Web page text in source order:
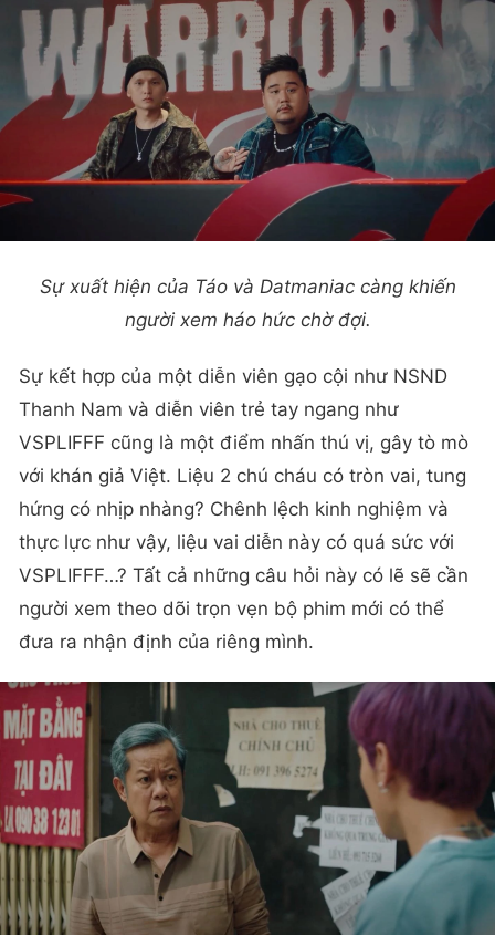
Sự xuất hiện của Táo và Datmaniac càng khiến
người xem háo hức chờ đợi.
Sự kết hợp của một diễn viên gạo cội như NSND
Thanh Nam và diễn viên trẻ tay ngang như
VSPLIFFF cũng là một điểm nhấn thú vị, gây tò mò
với khán giả Việt. Liệu 2 chú cháu có tròn vai, tung
hứng có nhịp nhàng? Chênh lệch kinh nghiệm và
thực lực như vậy, liệu vai diễn này có quá sức với
VSPLIFFF…? Tất cả những câu hỏi này có lẽ sẽ cần
người xem theo dõi trọn vẹn bộ phim mới có thể
đưa ra nhận định của riêng mình.